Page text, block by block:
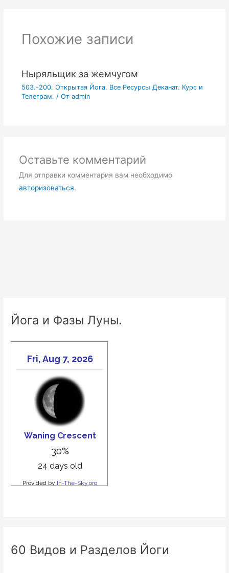
Похожие записи
Ныряльщик за жемчугом
503.-200. Открытая Йога. Все Ресурсы Деканат. Курс и
Телеграм. / От admin
Оставьте комментарий
Для отправки комментария вам необходимо
авторизоваться.
Йога и Фазы Луны.
60 Видов и Разделов Йоги